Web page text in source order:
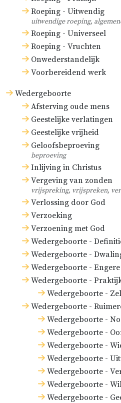
Roeping - Uitwendig
uitwendige roeping,
Roeping - Universeel
Roeping - Vruchten
Onwederstandelijk
Voorbereidend werk
Wedergeboorte
Afsterving oude mens
Geestelijke verlatingen
Geestelijke vrijheid
Geloofsbeproeving
beproeving
Inlijving in Christus
Vergeving van zonden
vrijspreking, vrijspreken,
Verlossing door God
Verzoeking
Verzoening met God
Wedergeboorte -
Wedergeboorte -
Wedergeboorte -
Wedergeboorte -
Wedergeboorte -
Wedergeboorte -
Wedergeboorte -
Wedergeboorte -
Wedergeboorte -
Wedergeboorte -
Wedergeboorte -
Wedergeboorte -
Wedergeboorte -
en Calvijn, ook
kunnen
zij precies
Maar wij
In de eerste zes
heeft overal
kerk bestaan
gereformeerde
zover zij
heeft dat de
belijdt. Dit leren
andere:
Centuriae
seu,
Noui
Nieuwe
James
ecclesiae
het